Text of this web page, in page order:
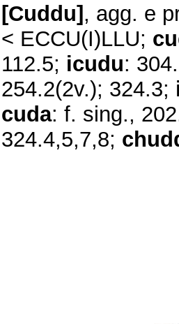
[Cuddu] , agg. e
< ECCU(I)LLU;
112.5; icudu:
254.2(2v.); 324.3;
cuda: f. sing.,
324.4,5,7,8;